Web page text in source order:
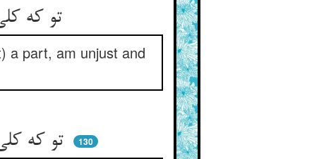
تو که کلی خاضع امر ویی ** من که جزوم ظالم و زشت و غوی
a part, am unjust and
130